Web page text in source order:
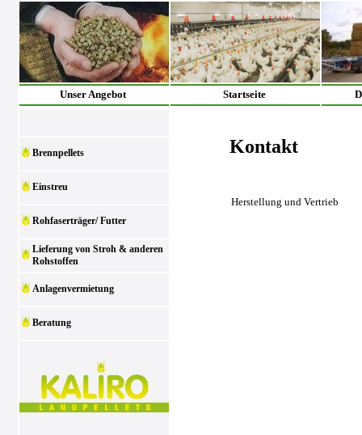
Unser Angebot Startseite
Brennpellets
Einstreu
Rohfaserträger/ Futter
Lieferung von Stroh & anderen
Rohstoffen
Anlagenvermietung
Beratung
Kontakt
Herstellung und Vertrieb